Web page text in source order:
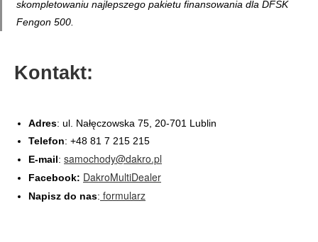
skompletowaniu najlepszego pakietu finansowania dla DFSK
Fengon 500.
Kontakt:
Adres: ul. Nałęczowska 75, 20-701 Lublin
Telefon: +48 81 7 215 215
E-mail: samochody@dakro.pl
Facebook: DakroMultiDealer
Napisz do nas: formularz